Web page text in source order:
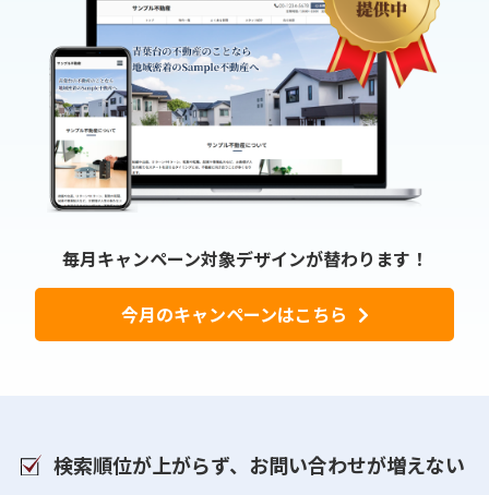
毎月キャンペーン対象デザインが替わります！
今月のキャンペーンはこちら
検索順位が上がらず、お問い合わせが増えない